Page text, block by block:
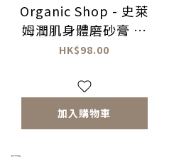
Organic Shop - 史萊
姆潤肌身體磨砂膏 (2
款)
HK$98.00
加入購物車